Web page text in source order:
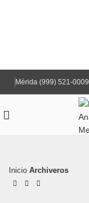
Mérida (999) 521-0009
Inicio Archiveros